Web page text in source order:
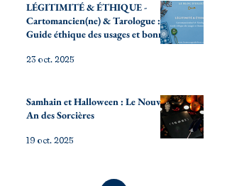
LÉGITIMITÉ & ÉTHIQUE -
Cartomancien(ne) & Tarologue :
Guide éthique des usages et bonnes
23 oct. 2025
Samhain et Halloween : Le Nouvel
An des Sorcières
19 oct. 2025